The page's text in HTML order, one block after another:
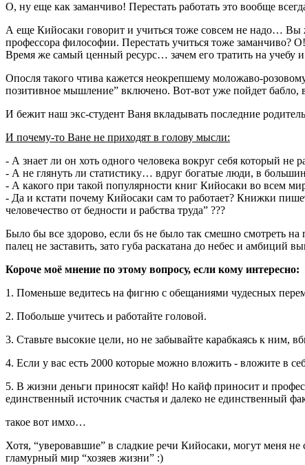
О, ну еще как заманчиво! Перестать работать это вообще
А еще Кийосаки говорит и учиться тоже совсем не надо… Вы
профессора философии. Перестать учиться тоже заманчиво?
Время же самый ценный ресурс… зачем его тратить на учебу
Опосля такого чтива кажется неокрепшему моложаво-
позитивное мышление” включено. Вот-вот уже пойдет бабло,
И бежит наш экс-студент Ваня вкладывать последние
И почему-то Ване не приходят в голову мысли:
- А знает ли он хоть одного человека вокруг себя который не
- А не глянуть ли статистику… вдруг богатые люди, в
- А какого при такой популярности книг Кийосаки во всем
- Да и кстати почему Кийосаки сам то работает? Книжки
человечество от бедности и рабства труда” ???
Было бы все здорово, если бs не было так смешно смотреть на
палец не заставить, зато губа раскатана до небес и
Короче моё мнение по этому вопросу, если кому интересно:
1. Поменьше ведитесь на фигню с обещаниями чудесных
2. Побольше учитесь и работайте головой.
3. Ставьте высокие цели, но не забывайте карабкаясь к ним,
4. Если у вас есть 2000 которые можно вложить - вложите в
5. В жизни деньги приносят кайф! Но кайф приносит и
единственный источник счастья и далеко не единственный
такое вот имхо…
Хотя, “уверовавшие” в сладкие речи Кийосаки, могут меня
гламурный мир “хозяев жизни” :)